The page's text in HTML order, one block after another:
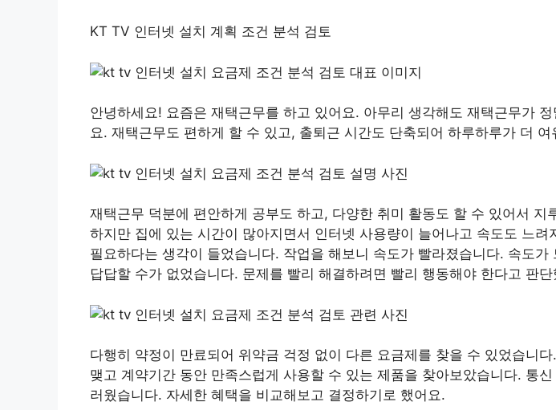
KT TV 인터넷 설치 계획 조건 분석 검토
안녕하세요! 요즘은 재택근무를 하고 있어요. 아무리 생각해도 재택근무가
요. 재택근무도 편하게 할 수 있고, 출퇴근 시간도 단축되어 하루하루가 더 여
재택근무 덕분에 편안하게 공부도 하고, 다양한 취미 활동도 할 수 있어서 지
하지만 집에 있는 시간이 많아지면서 인터넷 사용량이 늘어나고 속도도 느려
필요하다는 생각이 들었습니다. 작업을 해보니 속도가 빨라졌습니다. 속도가
답답할 수가 없었습니다. 문제를 빨리 해결하려면 빨리 행동해야 한다고 판
다행히 약정이 만료되어 위약금 걱정 없이 다른 요금제를 찾을 수 있었습니
맺고 계약기간 동안 만족스럽게 사용할 수 있는 제품을 찾아보았습니다. 통
러웠습니다. 자세한 혜택을 비교해보고 결정하기로 했어요.